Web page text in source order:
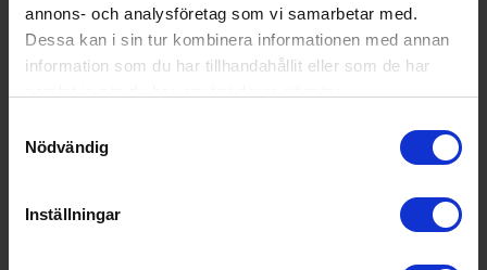
annons- och analysföretag som vi samarbetar med.
Dessa kan i sin tur kombinera informationen med annan
information som du har tillhandahållit eller som de har
Nödvändig
Inställningar
Rengöring i ugn:
Pyrolytisk självreng
öring
Färg:
Svart
Inbyggnadsugn
Ångfunktion (Ja/Nej):